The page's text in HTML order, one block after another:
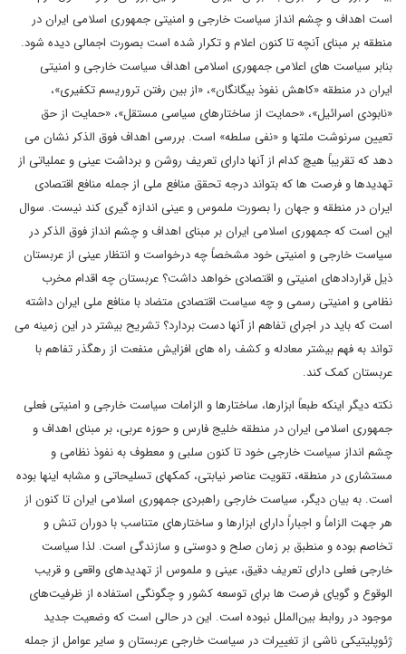
است اهداف و چشم انداز سیاست خارجی و امنیتی جمهوری اسلامی ایران در
منطقه بر مبنای آنچه تا کنون اعلام و تکرار شده است بصورت اجمالی دیده شود.
بنابر سیاست های اعلامی جمهوری اسلامی اهداف سیاست خارجی و امنیتی
ایران در منطقه «کاهش نفوذ بیگانگان»، «از بین رفتن تروریسم تکفیری»،
«نابودی اسرائیل»، «حمایت از ساختارهای سیاسی مستقل»، «حمایت از حق
تعیین سرنوشت ملتها و «نفی سلطه» است. بررسی اهداف فوق الذکر نشان می
دهد که تقریباً هیچ کدام از آنها دارای تعریف روشن و برداشت عینی و عملیاتی از
تهدیدها و فرصت ها که بتواند درجه تحقق منافع ملی از جمله منافع اقتصادی
ایران در منطقه و جهان را بصورت ملموس و عینی اندازه گیری کند نیست. سوال
این است که جمهوری اسلامی ایران بر مبنای اهداف و چشم انداز فوق الذکر در
سیاست خارجی و امنیتی خود مشخصاً چه درخواست و انتظار عینی از عربستان
ذیل قراردادهای امنیتی و اقتصادی خواهد داشت؟ عربستان چه اقدام مخرب
نظامی و امنیتی رسمی و چه سیاست اقتصادی متضاد با منافع ملی ایران داشته
است که باید در اجرای تفاهم از آنها دست بردارد؟ تشریح بیشتر در این زمینه می
تواند به فهم بیشتر معادله و کشف راه های افزایش منفعت از رهگذر تفاهم با
عربستان کمک کند.
نکته دیگر اینکه طبعاً ابزارها، ساختارها و الزامات سیاست خارجی و امنیتی فعلی
جمهوری اسلامی ایران در منطقه خلیج فارس و حوزه عربی، بر مبنای اهداف و
چشم انداز سیاست خارجی خود تا کنون سلبی و معطوف به نفوذ نظامی و
مستشاری در منطقه، تقویت عناصر نیابتی، کمکهای تسلیحاتی و مشابه اینها بوده
است. به بیان دیگر، سیاست خارجی راهبردی جمهوری اسلامی ایران تا کنون از
هر جهت الزاماً و اجباراً دارای ابزارها و ساختارهای متناسب با دوران تنش و
تخاصم بوده و منطبق بر زمان صلح و دوستی و سازندگی است. لذا سیاست
خارجی فعلی دارای تعریف دقیق، عینی و ملموس از تهدیدهای واقعی و قریب
الوقوع و گویای فرصت ها برای توسعه کشور و چگونگی استفاده از ظرفیت‌های
موجود در روابط بین‌الملل نبوده است. این در حالی است که وضعیت جدید
ژئوپلیتیکی ناشی از تغییرات در سیاست خارجی عربستان و سایر عوامل از جمله